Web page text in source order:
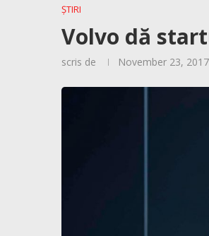
ȘTIRI
Volvo dă
scris de November 23, 2017